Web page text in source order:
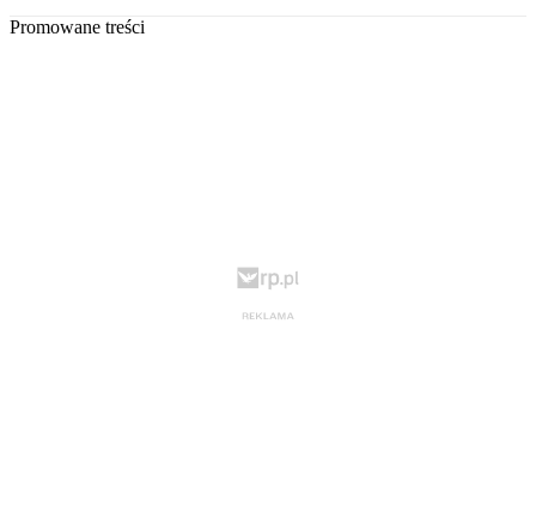
Promowane treści